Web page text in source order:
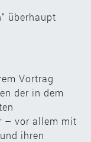
überhaupt
Vortrag
der in dem
– vor allem mit
ihren